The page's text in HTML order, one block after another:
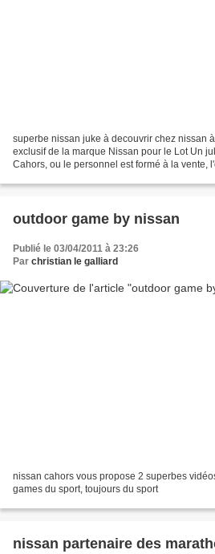
superbe nissan juke à decouvrir chez nissan
exclusif de la marque Nissan pour le Lot Un
Cahors, ou le personnel est formé à la vente,
outdoor game by nissan
Publié le 03/04/2011 à 23:26
Par christian le galliard
nissan cahors vous propose 2 superbes
games du sport, toujours du sport
nissan partenaire des